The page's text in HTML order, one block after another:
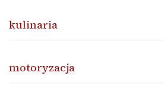
kulinaria
motoryzacja